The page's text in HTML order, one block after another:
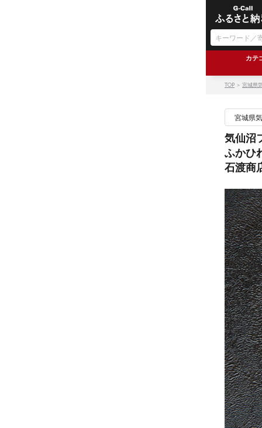
カテ
TOP ＞ 宮城県
宮城県
気仙沼
ふかひ
石渡商